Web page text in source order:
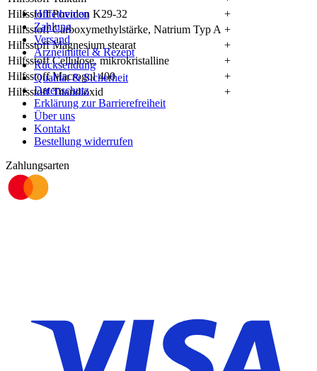
Hilfsstoff Povidon K29-32
+
Hilfsstoff Carboxymethylstärke, Natrium Typ A +
Hilfsstoff Magnesium stearat
+
Hilfsstoff Cellulose, mikrokristalline
+
Hilfsstoff Macrogol 400
+
Hilfsstoff Titandioxid
+
Hilfethemen
Zahlung
Versand
Arzneimittel & Rezept
Rücksendung
Qualität & Sicherheit
Datenschutz
Erklärung zur Barrierefreiheit
Über uns
Kontakt
Bestellung widerrufen
Zahlungsarten